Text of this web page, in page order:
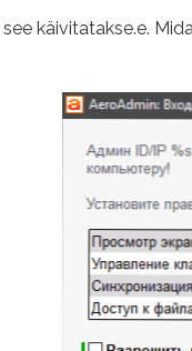
käivitatakse.e.